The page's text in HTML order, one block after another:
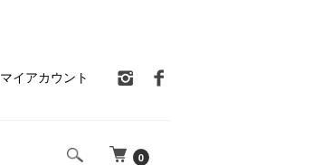
0
マイアカウント